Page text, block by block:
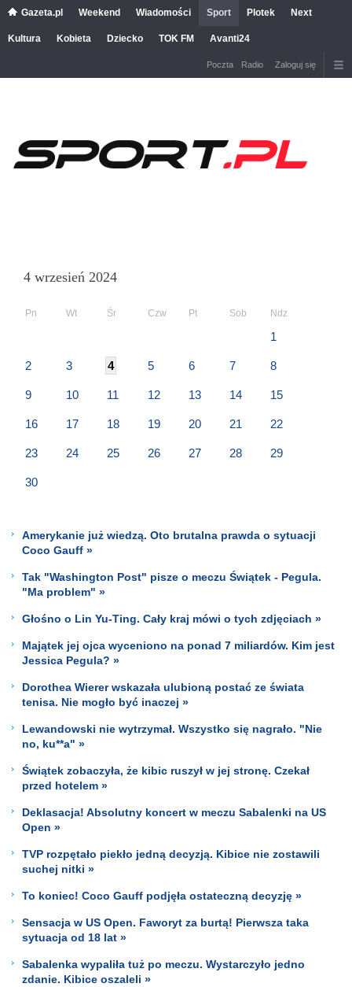
Gazeta.pl Weekend Wiadomości Sport Plotek Next
Kultura Kobieta Dziecko TOK FM Avanti24
Poczta Radio Zaloguj się
4 wrzesień 2024
Pn Wt Śr Czw Pt Sob Ndz
1
2 3 4 5 6 7 8
9 10 11 12 13 14 15
16 17 18 19 20 21 22
23 24 25 26 27 28 29
30
Amerykanie już wiedzą. Oto brutalna prawda o sytuacji
Coco Gauff »
Tak "Washington Post" pisze o meczu Świątek - Pegula.
"Ma problem" »
Głośno o Lin Yu-Ting. Cały kraj mówi o tych zdjęciach »
Majątek jej ojca wyceniono na ponad 7 miliardów. Kim jest
Jessica Pegula? »
Dorothea Wierer wskazała ulubioną postać ze świata
tenisa. Nie mogło być inaczej »
Lewandowski nie wytrzymał. Wszystko się nagrało. "Nie
no, ku**a" »
Świątek zobaczyła, że kibic ruszył w jej stronę. Czekał
przed hotelem »
Deklasacja! Absolutny koncert w meczu Sabalenki na US
Open »
TVP rozpętało piekło jedną decyzją. Kibice nie zostawili
suchej nitki »
To koniec! Coco Gauff podjęła ostateczną decyzję »
Sensacja w US Open. Faworyt za burtą! Pierwsza taka
sytuacja od 18 lat »
Sabalenka wypaliła tuż po meczu. Wystarczyło jedno
zdanie. Kibice oszaleli »